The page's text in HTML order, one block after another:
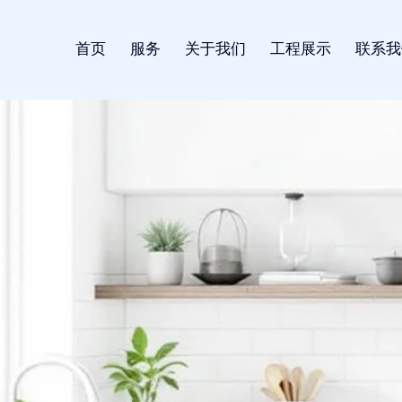
首页 服务 关于我们 工程展示 联系